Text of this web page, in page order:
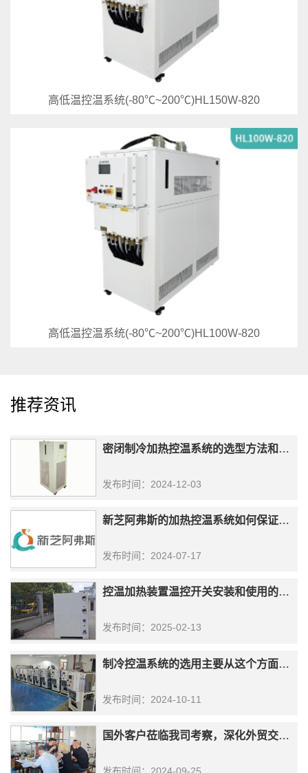
高低温控温系统(-80℃~200℃)HL150W-820
高低温控温系统(-80℃~200℃)HL100W-820
推荐资讯
密闭制冷加热控温系统的选型方法和操作步骤
发布时间：2024-12-03
新芝阿弗斯的加热控温系统如何保证有较好的降温效果？
发布时间：2024-07-17
控温加热装置温控开关安装和使用的必要性
发布时间：2025-02-13
制冷控温系统的选用主要从这个方面考虑
发布时间：2024-10-11
国外客户莅临我司考察，深化外贸交流与合作